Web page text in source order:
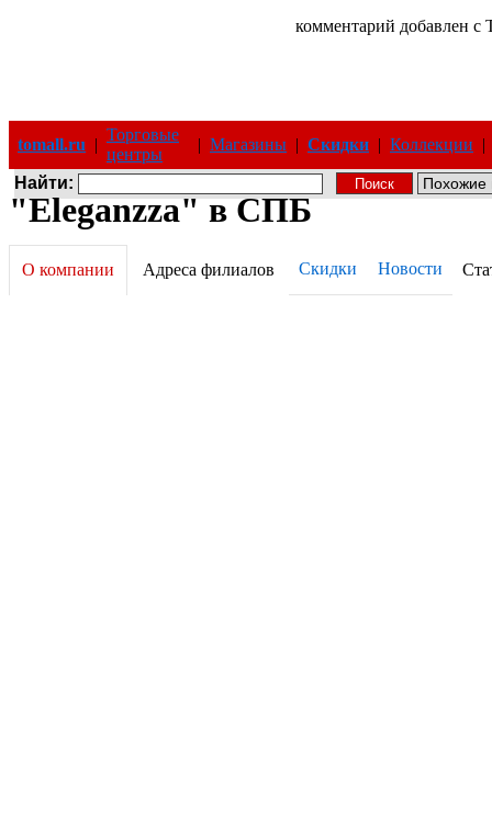
комментарий добавлен
tomall.ru |
Торговые
центры
| Магазины | Скидки | Коллекции |
Найти:
"Eleganzza" в СПБ
О компании Адреса филиалов Скидки Новости